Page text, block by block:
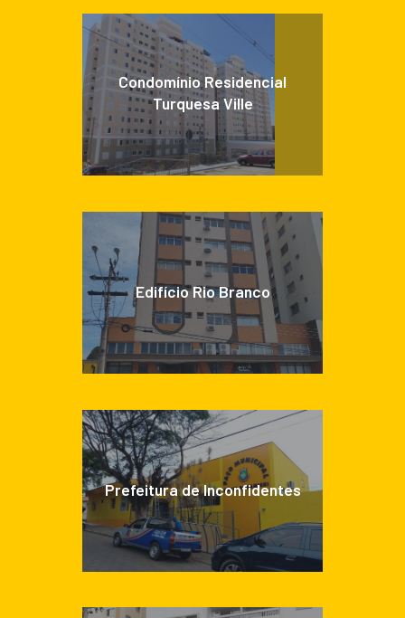
Condomínio Residencial
Turquesa Ville
Edifício Rio Branco
Prefeitura de Inconfidentes